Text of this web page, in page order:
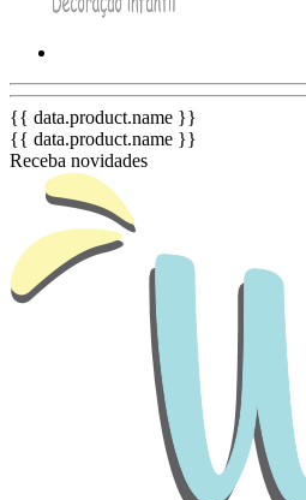
{{ data.product.name }}
{{ data.product.name }}
Receba novidades